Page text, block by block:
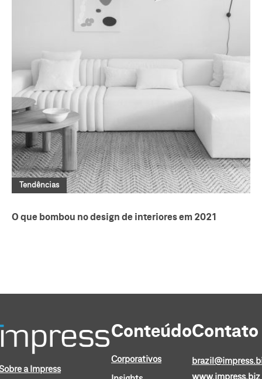
Tendências
O que bombou no design de interiores em 2021
a Impress
Conteúdo
Corporativos
Contato
www.impress.biz